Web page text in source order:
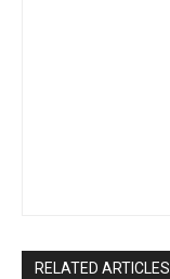
RELATED ARTICLES